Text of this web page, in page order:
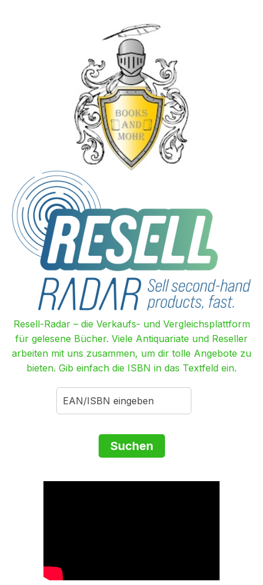
Resell-Radar – die Verkaufs- und Vergleichsplattform
für gelesene Bücher. Viele Antiquariate und Reseller
arbeiten mit uns zusammen, um dir tolle Angebote zu
bieten. Gib einfach die ISBN in das Textfeld ein.